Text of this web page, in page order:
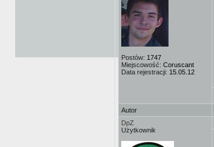
Postów: 1747
Miejscowość: Coruscant
Data rejestracji: 15.05.12
Autor
DpZ
Użytkownik